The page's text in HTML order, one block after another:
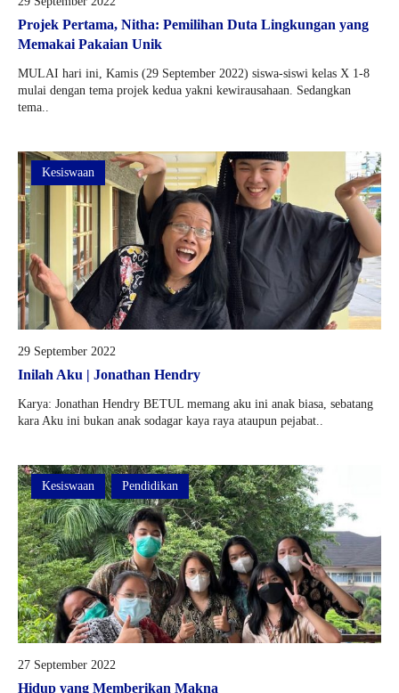
Projek Pertama, Nitha: Pemilihan Duta Lingkungan yang
Memakai Pakaian Unik
MULAI hari ini, Kamis (29 September 2022) siswa-siswi kelas X 1-8
mulai dengan tema projek kedua yakni kewirausahaan. Sedangkan
tema..
Kesiswaan
29 September 2022
Inilah Aku | Jonathan Hendry
Karya: Jonathan Hendry BETUL memang aku ini anak biasa, sebatang
kara Aku ini bukan anak sodagar kaya raya ataupun pejabat..
Kesiswaan Pendidikan
27 September 2022
Hidup yang Memberikan Makna